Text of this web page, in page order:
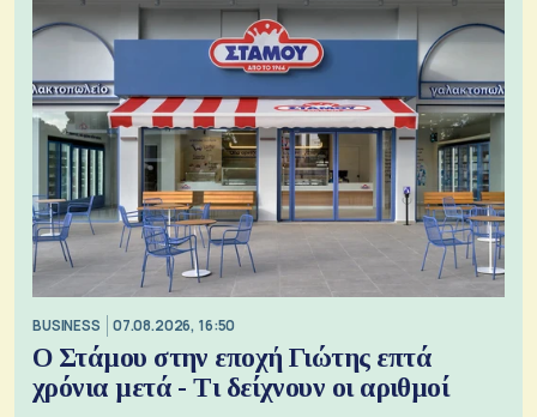
BUSINESS 07.08.2026, 16:50
Ο Στάμου στην εποχή Γιώτης επτά
χρόνια μετά - Τι δείχνουν οι αριθμοί